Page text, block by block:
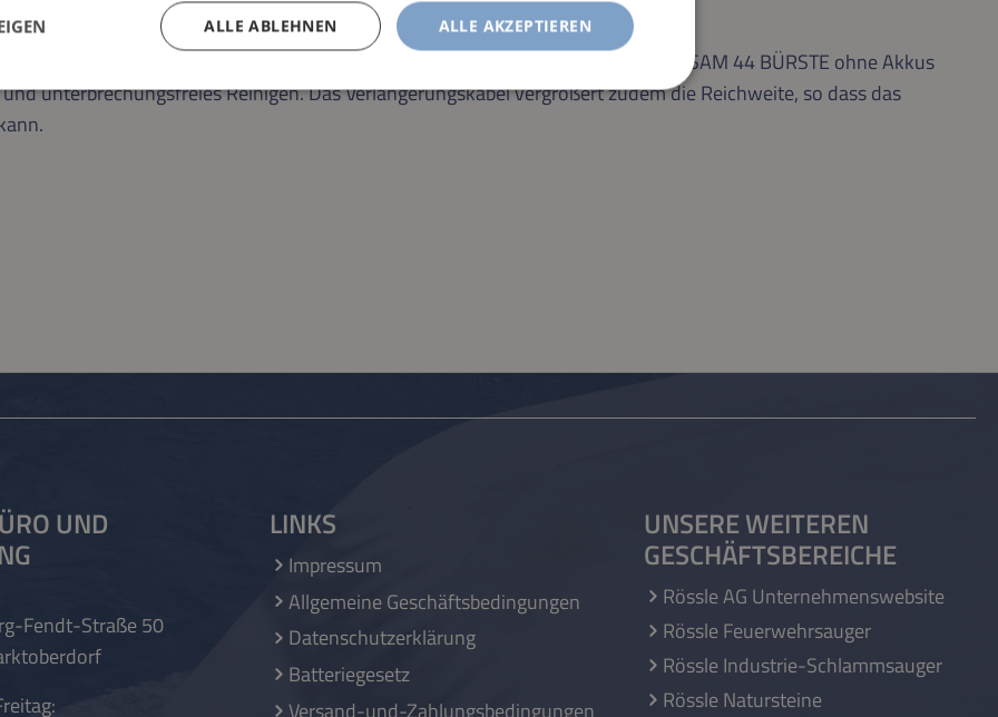
können die TeichreinigungsbürstenBIMBI 11 BÜRSTE, BIBER 22 BÜRSTE und BISAM 44 BÜRSTE ohne Akkus
unterbrechungsfreies Reinigen. Das Verlängerungskabel vergrößert zudem die Reichweite, so dass das
UND
Fendt-Straße 50
LINKS
Impressum
Allgemeine Geschäftsbedingungen
Datenschutzerklärung
Batteriegesetz
Versand-und-Zahlungsbedingungen
UNSERE WEITEREN
GESCHÄFTSBEREICHE
Rössle AG Unternehmenswebsite
Rössle Feuerwehrsauger
Rössle Industrie-Schlammsauger
Rössle Natursteine
ALLE AKZEPTIEREN
ALLE ABLEHNEN